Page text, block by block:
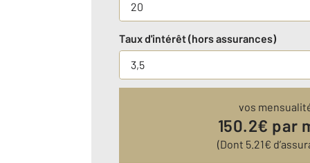
Taux d'intérêt (hors assurances)
vos
150.2€ par
(Dont 5.21€